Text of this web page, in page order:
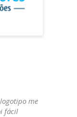
me
fácil